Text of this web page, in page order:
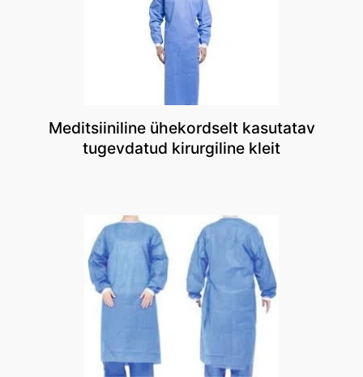
Meditsiiniline ühekordselt kasutatav
tugevdatud kirurgiline kleit